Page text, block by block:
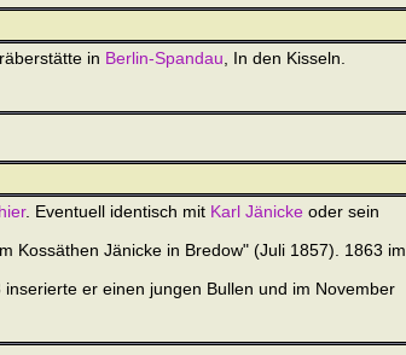
in Berlin-Spandau , In den Kisseln.
hier. Eventuell identisch mit Karl Jänicke oder sein
Kossäthen Jänicke in Bredow" (Juli 1857). 1863 im
er einen jungen Bullen und im November